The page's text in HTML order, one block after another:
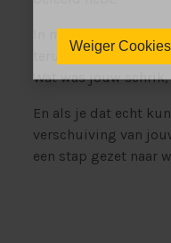
In mijn werken met
terugkeren naar
Wat was jouw
En als je dat echt
verschuiving van
een stap gezet naar
Weiger Cookies